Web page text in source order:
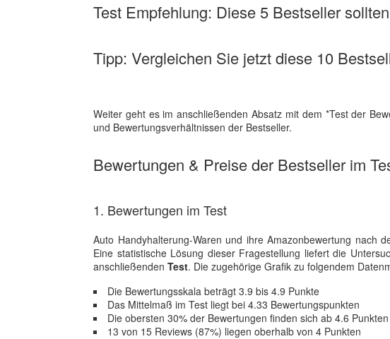
Test Empfehlung: Diese 5 Bestseller
Tipp: Vergleichen Sie jetzt diese 10
Weiter geht es im anschließenden Absatz mit dem *Test der
und Bewertungsverhältnissen der Bestseller.
Bewertungen & Preise der Bestseller im
1. Bewertungen im Test
Auto Handyhalterung-Waren und ihre Amazonbewertung nach
Eine statistische Lösung dieser Fragestellung liefert die
anschließenden Test. Die zugehörige Grafik zu folgendem
Die Bewertungsskala beträgt 3.9 bis 4.9 Punkte
Das Mittelmaß im Test liegt bei 4.33 Bewertungspunkten
Die obersten 30% der Bewertungen finden sich ab 4.6 Punkten
13 von 15 Reviews (87%) liegen oberhalb von 4 Punkten